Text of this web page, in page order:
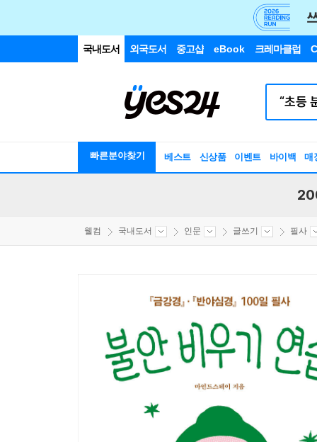
국내도서 외국도서 중고샵 eBook 크레마클럽
빠른분야찾기 베스트 신상품 이벤트 바이백 매
웰컴 국내도서 인문 글쓰기 필사